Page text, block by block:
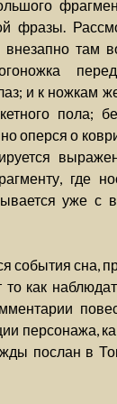
фразы.
внезапно там
и к ножкам
пола;
оперся о
где
уже
события сна,
то как
персонажа,
послан в